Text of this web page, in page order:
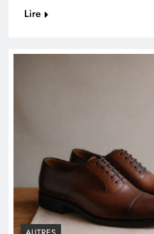
Lire